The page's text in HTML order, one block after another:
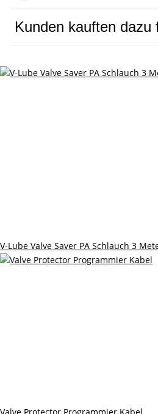
Kunden kauften dazu
V-Lube Valve Saver PA Schlauch 3